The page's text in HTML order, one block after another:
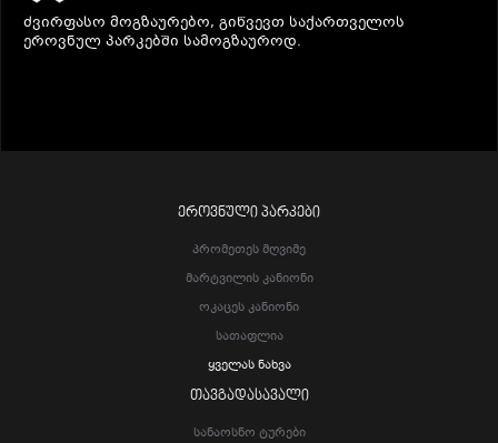
ძვირფასო მოგზაურებო, გიწვევთ საქართველოს
ეროვნულ პარკებში სამოგზაუროდ.
ᲔᲠᲝᲕᲜᲣᲚᲘ ᲞᲐᲠᲙᲔᲑᲘ
Პრომეთეს Მღვიმე
Მარტვილის Კანიონი
Ოკაცეს Კანიონი
Სათაფლია
Ყველას Ნახვა
ᲗᲐᲕᲒᲐᲓᲐᲡᲐᲕᲐᲚᲘ
Სანაოსნო Ტურები